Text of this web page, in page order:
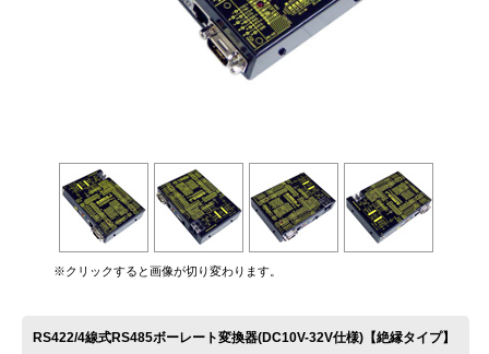
※クリックすると画像が切り変わります。
RS422/4線式RS485ボーレート変換器(DC10V-32V仕様)【絶縁タイプ】